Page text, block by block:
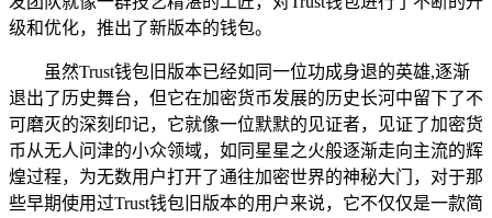
级和优化，推出了新版本的钱包。
虽然Trust钱包旧版本已经如同一位功成身退的英雄,逐渐
退出了历史舞台，但它在加密货币发展的历史长河中留下了不
可磨灭的深刻印记，它就像一位默默的见证者，见证了加密货
币从无人问津的小众领域，如同星星之火般逐渐走向主流的辉
煌过程，为无数用户打开了通往加密世界的神秘大门，对于那
些早期使用过Trust钱包旧版本的用户来说，它不仅仅是一款简